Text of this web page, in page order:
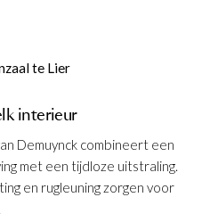
te Lier
interieur
Demuynck combineert een
met een tijdloze uitstraling.
en rugleuning zorgen voor